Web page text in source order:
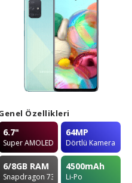
Özellikleri
6.7"
Super AMOLED
64MP
Dörtlü Kamera
6/8GB RAM
Snapdragon 730
4500mAh
Li-Po